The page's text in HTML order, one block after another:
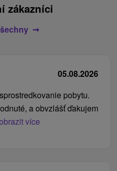
zákazníci
05.08.2026
pobytu.
a obvzlášť ďakujem
více